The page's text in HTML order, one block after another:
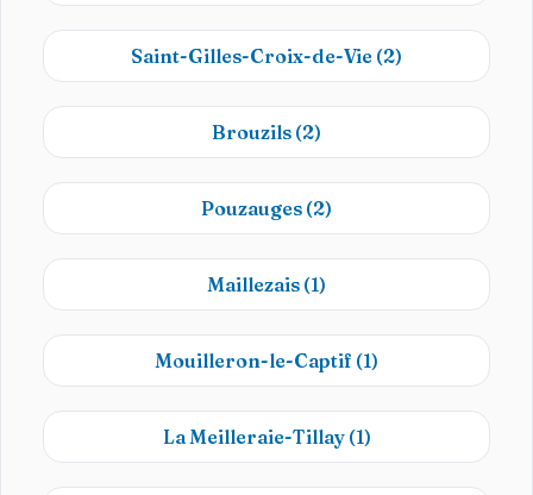
Saint-Gilles-Croix-de-Vie (2)
Brouzils (2)
Pouzauges (2)
Maillezais (1)
Mouilleron-le-Captif (1)
La Meilleraie-Tillay (1)